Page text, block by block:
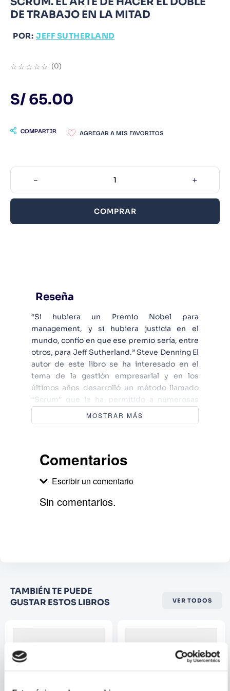
DE TRABAJO EN LA MITAD
POR: JEFF SUTHERLAND
☆☆☆☆☆ (0)
S/ 65.00
COMPARTIR
＋
－
COMPRAR
Reseña
“Si hubiera un Premio Nobel para
management, y si hubiera justicia en el
mundo, confío en que ese premio sería, entre
otros, para Jeff Sutherland.” Steve Denning El
autor de este libro se ha interesado en el
tema de la gestión empresarial y en los
últimos años desarrolló un método llamado
“Scrum” que le ha permitido a numerosas
compañías obtener resultados
sobresalientes. Se trata de un método de
del cliente. La eficacia de tal sistema no se
de ellas.
MOSTRAR MÁS
Comentarios
Escribir un comentario
Califique el producto de 1 a 5
estrellas
Sin comentarios.
TAMBIÉN TE PUEDE
GUSTAR ESTOS LIBROS
VER TODOS
9
Warhammer
10. Infantil